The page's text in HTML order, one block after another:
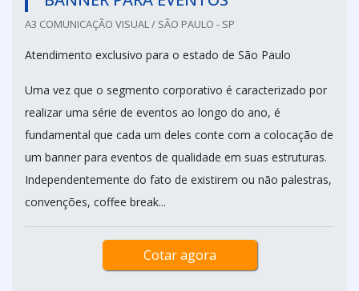
A3 COMUNICAÇÃO VISUAL / SÃO PAULO - SP
Atendimento exclusivo para o estado de São Paulo
Uma vez que o segmento corporativo é caracterizado por
realizar uma série de eventos ao longo do ano, é
fundamental que cada um deles conte com a colocação de
um banner para eventos de qualidade em suas estruturas.
Independentemente do fato de existirem ou não palestras,
convenções, coffee break...
Cotar agora